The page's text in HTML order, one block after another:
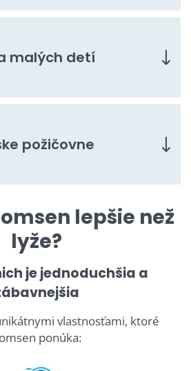
malých detí
požičovne
lepšie než
lyže?
je jednoduchšia a
vlastnosťami, ktoré
ponúka: